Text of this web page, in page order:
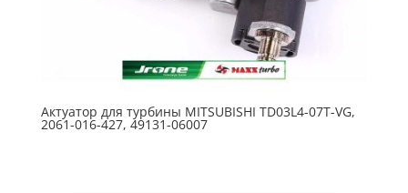
Актуатор для турбины MITSUBISHI TD03L4-07T-VG,
2061-016-427, 49131-06007